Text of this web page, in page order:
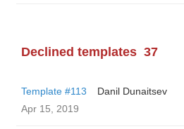
Declined templates 37
Template #113
Danil Dunaitsev
Apr 15, 2019